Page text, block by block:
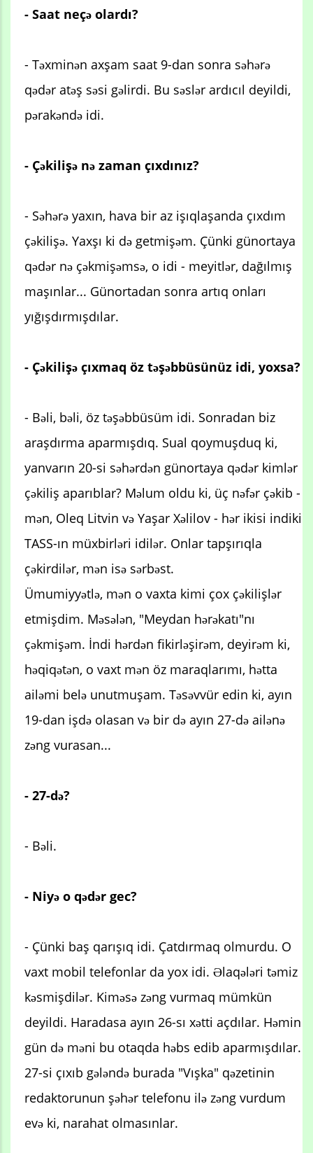
- Saat neçə olardı?
- Təxminən axşam saat 9-dan sonra səhərə
qədər atəş səsi gəlirdi. Bu səslər ardıcıl deyildi,
pərakəndə idi.
- Çəkilişə nə zaman çıxdınız?
- Səhərə yaxın, hava bir az işıqlaşanda çıxdım
çəkilişə. Yaxşı ki də getmişəm. Çünki günortaya
qədər nə çəkmişəmsə, o idi - meyitlər, dağılmış
maşınlar... Günortadan sonra artıq onları
yığışdırmışdılar.
- Çəkilişə çıxmaq öz təşəbbüsünüz idi, yoxsa?
- Bəli, bəli, öz təşəbbüsüm idi. Sonradan biz
araşdırma aparmışdıq. Sual qoymuşduq ki,
yanvarın 20-si səhərdən günortaya qədər kimlər
çəkiliş aparıblar? Məlum oldu ki, üç nəfər çəkib -
mən, Oleq Litvin və Yaşar Xəlilov - hər ikisi indiki
TASS-ın müxbirləri idilər. Onlar tapşırıqla
çəkirdilər, mən isə sərbəst.
Ümumiyyətlə, mən o vaxta kimi çox çəkilişlər
etmişdim. Məsələn, "Meydan hərəkatı"nı
çəkmişəm. İndi hərdən fikirləşirəm, deyirəm ki,
həqiqətən, o vaxt mən öz maraqlarımı, hətta
ailəmi belə unutmuşam. Təsəvvür edin ki, ayın
19-dan işdə olasan və bir də ayın 27-də ailənə
zəng vurasan...
- 27-də?
- Bəli.
- Niyə o qədər gec?
- Çünki baş qarışıq idi. Çatdırmaq olmurdu. O
vaxt mobil telefonlar da yox idi. Əlaqələri təmiz
kəsmişdilər. Kiməsə zəng vurmaq mümkün
deyildi. Haradasa ayın 26-sı xətti açdılar. Həmin
gün də məni bu otaqda həbs edib aparmışdılar.
27-si çıxıb gələndə burada "Vışka" qəzetinin
redaktorunun şəhər telefonu ilə zəng vurdum
evə ki, narahat olmasınlar.